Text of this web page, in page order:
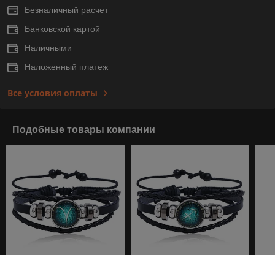
Безналичный расчет
Банковской картой
Наличными
Наложенный платеж
Все условия оплаты
Подобные товары компании